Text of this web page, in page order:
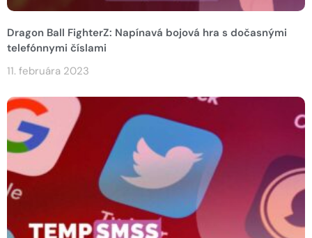
Dragon Ball FighterZ: Napínavá bojová hra s dočasnými
telefónnymi číslami
11. februára 2023